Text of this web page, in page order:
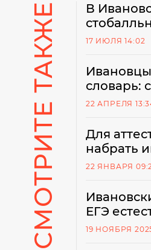
СМОТРИТЕ ТАКЖЕ
В
17 ИЮЛЯ 14:02
Ивановцы
словарь:
22 АПРЕЛЯ
Для
набрать
22 ЯНВАРЯ
ЕГЭ
19 НОЯБРЯ